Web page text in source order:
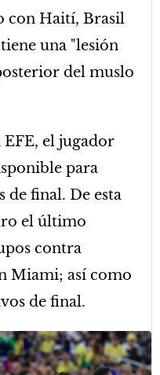
con Haití, Brasil
una "lesión
del muslo
el jugador
para
de final. De esta
el último
contra
Miami; así como
de final.